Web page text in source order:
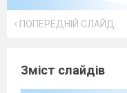
ПОПЕРЕДНІЙ СЛАЙД
Зміст слайдів